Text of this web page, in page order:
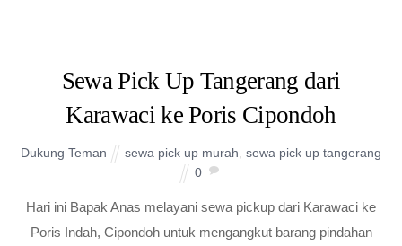
Sewa Pick Up Tangerang dari
Karawaci ke Poris Cipondoh
Dukung Teman sewa pick up murah,sewa pick up tangerang
0
Hari ini Bapak Anas melayani sewa pickup dari Karawaci ke
Poris Indah, Cipondoh untuk mengangkut barang pindahan